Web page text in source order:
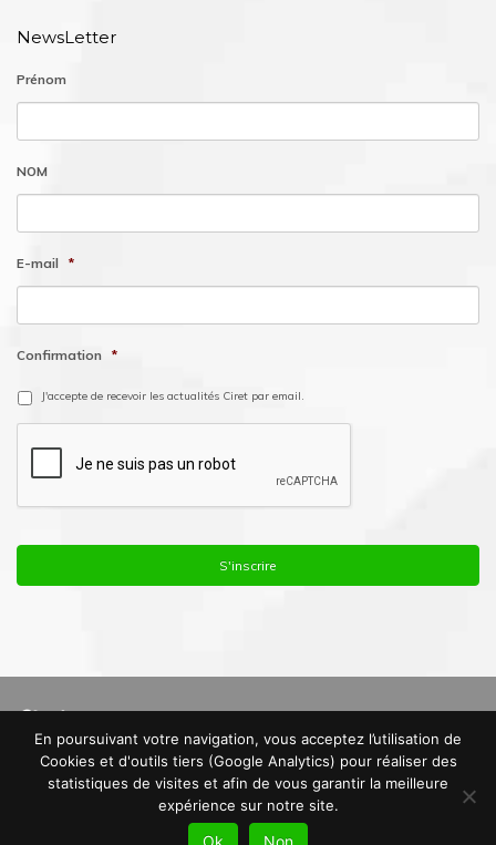
NewsLetter
Prénom
NOM
E-mail *
Confirmation *
J'accepte de recevoir les actualités Ciret par email.
© Copyright 2016. Ciret France |Mentions Légales
Politique de
Confidentialité
| Plan du site
En poursuivant votre navigation, vous acceptez l’utilisation de
Cookies et d'outils tiers (Google Analytics) pour réaliser des
statistiques de visites et afin de vous garantir la meilleure
expérience sur notre site.
Ok Non